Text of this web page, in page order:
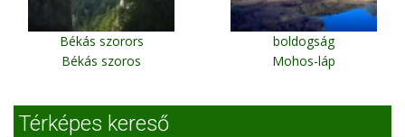
Békás szorors
Békás szoros
boldogság
Mohos-láp
Térképes kereső